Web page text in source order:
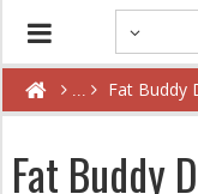
Fat Buddy
Fat Buddy